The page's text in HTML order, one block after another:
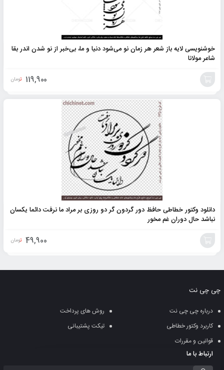
خوشنویسی لایه باز شعر هر زمان نو می‌شود دنیا و ما، بی‌خبر از نو شدن اندر بقا
شاعر مولانا
119,900 تومان
دانلود وکتور خطاطی حافظ دور گردون گر دو روزی بر مراد ما نرفت دائما یکسان
نباشد حال دوران غم مخور
49,900 تومان
سبد
چی چی نت
درباره چی چی نت
روش های پرداخت
کاربرد وکتور خطاطی
تیکت پشتیبانی
قوانین و مقررات
ارتباط با ما